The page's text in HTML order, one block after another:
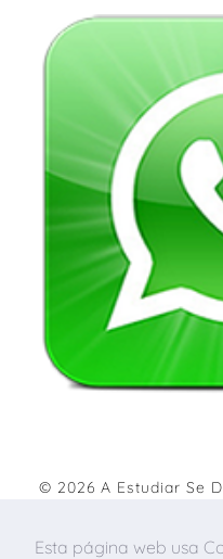
© 2026 A Estudiar Se
Esta página web usa